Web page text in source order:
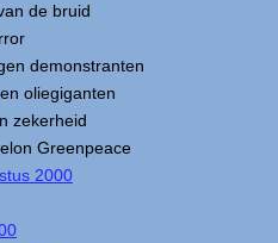
de bruid
demonstranten
oliegiganten
zekerheid
Greenpeace
2000